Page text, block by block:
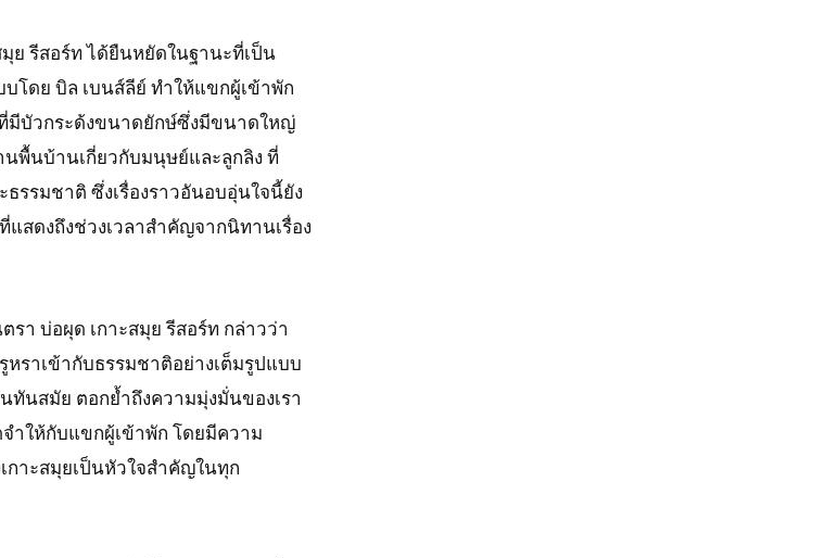
ย รีสอร์ท ได้ยืนหยัดในฐานะที่เป็น
โดย บิล เบนส์ลีย์ ทำให้แขกผู้เข้าพัก
มีบัวกระด้งขนาดยักษ์ซึ่งมีขนาดใหญ่
นพื้นบ้านเกี่ยวกับมนุษย์และลูกลิง ที่
รรมชาติ ซึ่งเรื่องราวอันอบอุ่นใจนี้ยัง
สดงถึงช่วงเวลาสำคัญจากนิทานเรื่อง
รา บ่อผุด เกาะสมุย รีสอร์ท กล่าวว่า
ราเข้ากับธรรมชาติอย่างเต็มรูปแบบ
ทันสมัย ตอกย้ำถึงความมุ่งมั่นของเรา
ให้กับแขกผู้เข้าพัก โดยมีความ
าะสมุยเป็นหัวใจสำคัญในทุก